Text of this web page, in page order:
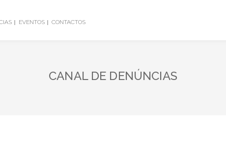
EVENTOS CONTACTOS
CANAL DE DENÚNCIAS